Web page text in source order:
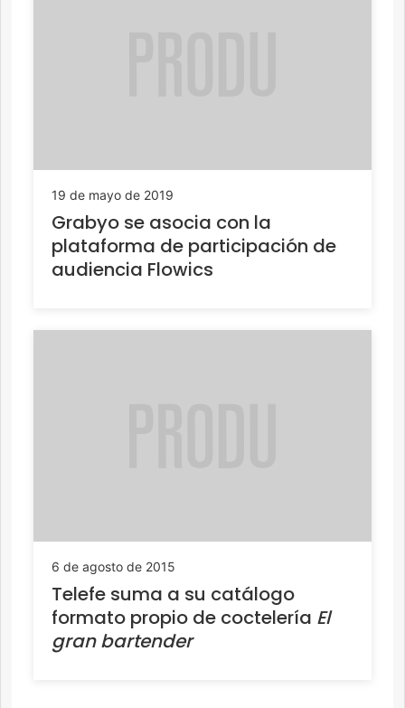
19 de mayo de 2019
Grabyo se asocia con la
plataforma de participación de
audiencia Flowics
6 de agosto de 2015
Telefe suma a su catálogo
formato propio de coctelería El
gran bartender